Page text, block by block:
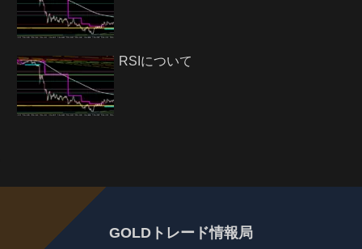
RSIについて
GOLDトレード情報局